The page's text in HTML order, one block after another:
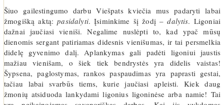
Šiuo gailestingumo darbu Viešpats kviečia mus padaryti labai
žmogišką aktą:pasidalyti. Įsiminkime šį žodį –dalytis. Ligoniai
dažnai jaučiasi vieniši. Negalime nuslėpti to, kad ypač mūsų
dienomis sergant patiriamas didesnis vienišumas, ir tai persmelkia
didelę gyvenimo dalį. Aplankymas gali padėti ligoniui jaustis
mažiau vienišam, o šiek tiek bendrystės yra didelis vaistas!
Šypsena, paglostymas, rankos paspaudimas yra paprasti gestai,
tačiau labai svarbūs tiems, kurie jaučiasi apleisti. Kiek daug
žmonių atsiduoda lankydami ligonius ligoninėse arba namie! Tai